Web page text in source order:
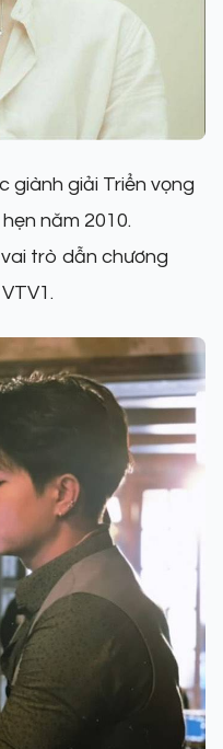
giành giải Triển vọng
năm 2010.
trò dẫn chương